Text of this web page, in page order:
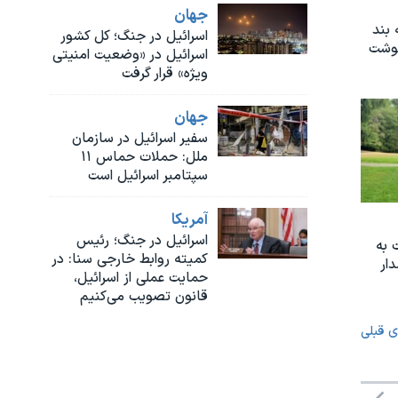
جهان
اسرائیل در جنگ؛ کل کشور
اسرائیل در «وضعیت امنیتی
ویژه» قرار گرفت
جهان
سفیر اسرائیل در سازمان
ملل: حملات حماس ۱۱
سپتامبر اسرائیل است
آمريکا
اسرائیل در جنگ؛ رئیس
کمیته روابط خارجی سنا: در
حمایت عملی از اسرائیل،
قانون تصویب می‌کنیم
بند
به
قبلی